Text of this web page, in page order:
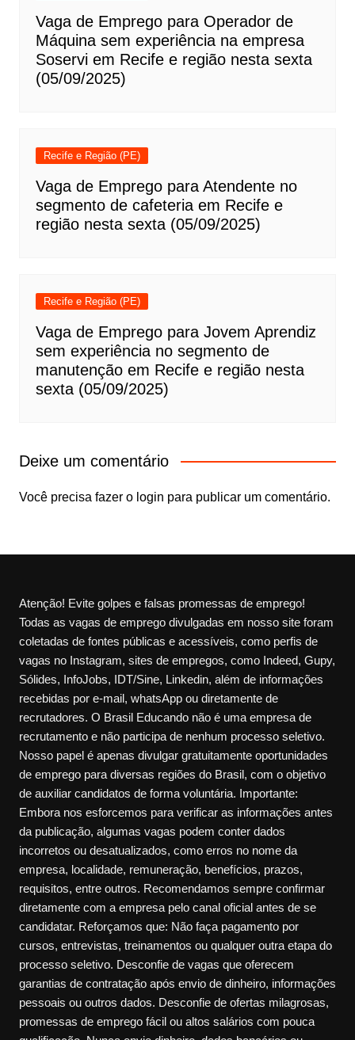
Vaga de Emprego para Operador de
Máquina sem experiência na empresa
Soservi em Recife e região nesta sexta
(05/09/2025)
Recife e Região (PE)
Vaga de Emprego para Atendente no
segmento de cafeteria em Recife e
região nesta sexta (05/09/2025)
Recife e Região (PE)
Vaga de Emprego para Jovem Aprendiz
sem experiência no segmento de
manutenção em Recife e região nesta
sexta (05/09/2025)
Deixe um comentário
Você precisa fazer o login para publicar um comentário.
Atenção! Evite golpes e falsas promessas de emprego!
Todas as vagas de emprego divulgadas em nosso site foram
coletadas de fontes públicas e acessíveis, como perfis de
vagas no Instagram, sites de empregos, como Indeed, Gupy,
Sólides, InfoJobs, IDT/Sine, Linkedin, além de informações
recebidas por e-mail, whatsApp ou diretamente de
recrutadores. O Brasil Educando não é uma empresa de
recrutamento e não participa de nenhum processo seletivo.
Nosso papel é apenas divulgar gratuitamente oportunidades
de emprego para diversas regiões do Brasil, com o objetivo
de auxiliar candidatos de forma voluntária. Importante:
Embora nos esforcemos para verificar as informações antes
da publicação, algumas vagas podem conter dados
incorretos ou desatualizados, como erros no nome da
empresa, localidade, remuneração, benefícios, prazos,
requisitos, entre outros. Recomendamos sempre confirmar
diretamente com a empresa pelo canal oficial antes de se
candidatar. Reforçamos que: Não faça pagamento por
cursos, entrevistas, treinamentos ou qualquer outra etapa do
processo seletivo. Desconfie de vagas que oferecem
garantias de contratação após envio de dinheiro, informações
pessoais ou outros dados. Desconfie de ofertas milagrosas,
promessas de emprego fácil ou altos salários com pouca